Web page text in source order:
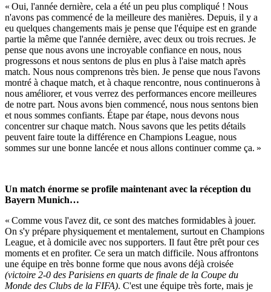
« Oui, l'année dernière, cela a été un peu plus compliqué ! Nous
n'avons pas commencé de la meilleure des manières. Depuis, il y a
eu quelques changements mais je pense que l'équipe est en grande
partie la même que l'année dernière, avec deux ou trois recrues. Je
pense que nous avons une incroyable confiance en nous, nous
progressons et nous sentons de plus en plus à l'aise match après
match. Nous nous comprenons très bien. Je pense que nous l'avons
montré à chaque match, et à chaque rencontre, nous continuerons à
nous améliorer, et vous verrez des performances encore meilleures
de notre part. Nous avons bien commencé, nous nous sentons bien
et nous sommes confiants. Étape par étape, nous devons nous
concentrer sur chaque match. Nous savons que les petits détails
peuvent faire toute la différence en Champions League, nous
sommes sur une bonne lancée et nous allons continuer comme ça. »
Un match énorme se profile maintenant avec la réception du
Bayern Munich…
« Comme vous l'avez dit, ce sont des matches formidables à jouer.
On s'y prépare physiquement et mentalement, surtout en Champions
League, et à domicile avec nos supporters. Il faut être prêt pour ces
moments et en profiter. Ce sera un match difficile. Nous affrontons
une équipe en très bonne forme que nous avons déjà croisée
(victoire 2-0 des Parisiens en quarts de finale de la Coupe du
Monde des Clubs de la FIFA). C'est une équipe très forte, mais je